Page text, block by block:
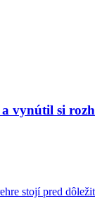
vynútil si